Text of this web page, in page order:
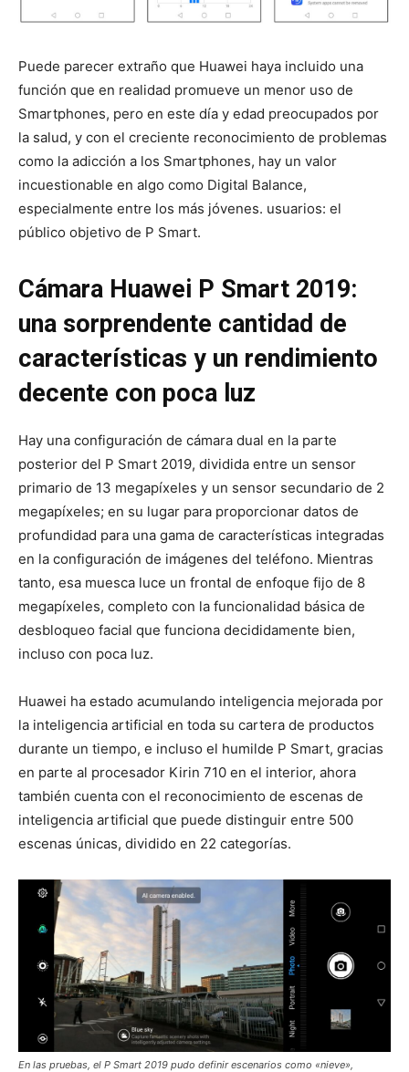
Puede parecer extraño que Huawei haya incluido una
función que en realidad promueve un menor uso de
Smartphones, pero en este día y edad preocupados por
la salud, y con el creciente reconocimiento de problemas
como la adicción a los Smartphones, hay un valor
incuestionable en algo como Digital Balance,
especialmente entre los más jóvenes. usuarios: el
público objetivo de P Smart.
Cámara Huawei P Smart 2019:
una sorprendente cantidad de
características y un rendimiento
decente con poca luz
Hay una configuración de cámara dual en la parte
posterior del P Smart 2019, dividida entre un sensor
primario de 13 megapíxeles y un sensor secundario de 2
megapíxeles; en su lugar para proporcionar datos de
profundidad para una gama de características integradas
en la configuración de imágenes del teléfono. Mientras
tanto, esa muesca luce un frontal de enfoque fijo de 8
megapíxeles, completo con la funcionalidad básica de
desbloqueo facial que funciona decididamente bien,
incluso con poca luz.
Huawei ha estado acumulando inteligencia mejorada por
la inteligencia artificial en toda su cartera de productos
durante un tiempo, e incluso el humilde P Smart, gracias
en parte al procesador Kirin 710 en el interior, ahora
también cuenta con el reconocimiento de escenas de
inteligencia artificial que puede distinguir entre 500
escenas únicas, dividido en 22 categorías.
En las pruebas, el P Smart 2019 pudo definir escenarios como «nieve»,